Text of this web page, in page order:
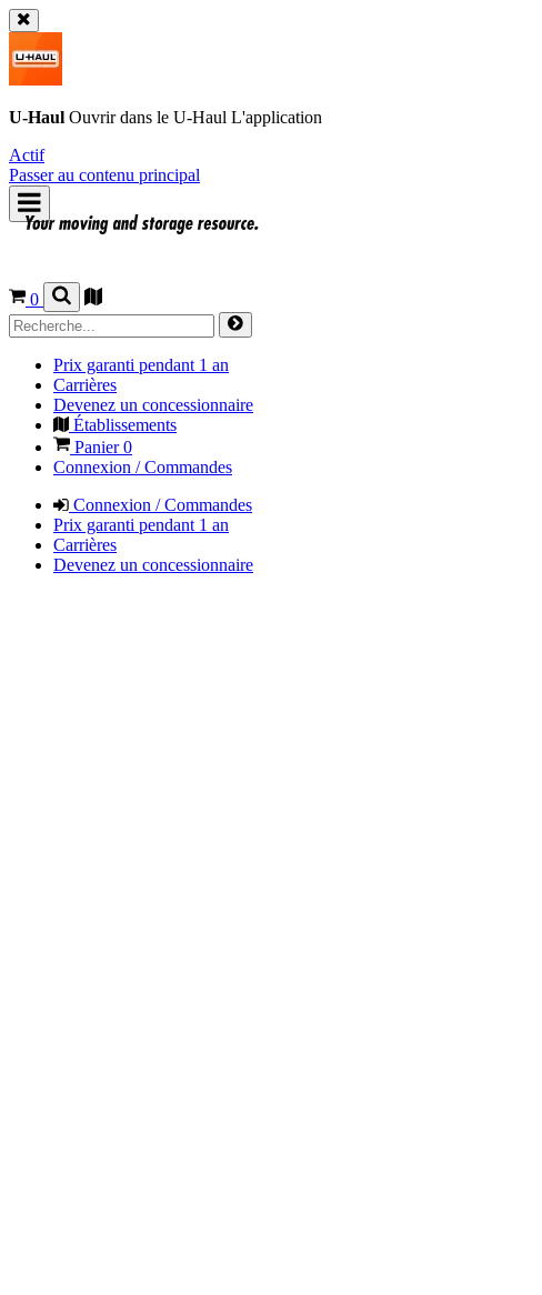
U-Haul Ouvrir dans le U-Haul L'application
Actif
Passer au contenu principal
0
Prix garanti pendant 1 an
Carrières
Devenez un concessionnaire
Établissements
Panier0
Connexion / Commandes
Connexion / Commandes
Prix garanti pendant 1 an
Carrières
Devenez un concessionnaire